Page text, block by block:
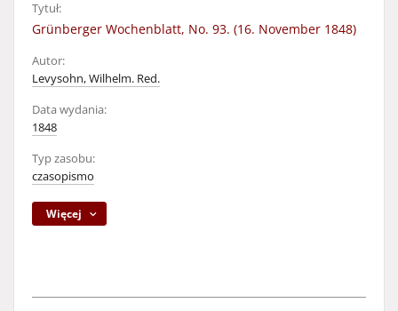
Tytuł:
Grünberger Wochenblatt, No. 93. (16. November 1848)
Autor:
Levysohn, Wilhelm. Red.
Data wydania:
1848
Typ zasobu:
czasopismo
Więcej